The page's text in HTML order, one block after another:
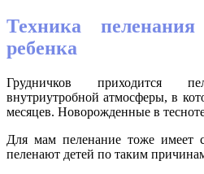
Техника пеленания
ребенка
Грудничков приходится
внутриутробной атмосферы, в
месяцев. Новорожденные в
Для мам пеленание тоже имеет
пеленают детей по таким